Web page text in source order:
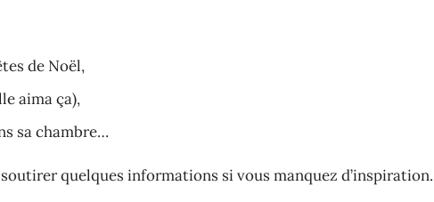
de Noël,
aima ça),
sa chambre…
quelques informations si vous manquez d’inspiration.